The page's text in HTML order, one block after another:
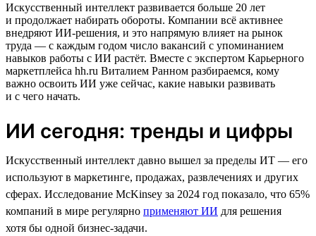
Искусственный интеллект развивается больше 20 лет
и продолжает набирать обороты. Компании всё активнее
внедряют ИИ‑решения, и это напрямую влияет на рынок
труда — с каждым годом число вакансий с упоминанием
навыков работы с ИИ растёт. Вместе с экспертом Карьерного
маркетплейса hh.ru Виталием Ранном разбираемся, кому
важно освоить ИИ уже сейчас, какие навыки развивать
и с чего начать.
ИИ сегодня: тренды и цифры
Искусственный интеллект давно вышел за пределы ИТ — его
используют в маркетинге, продажах, развлечениях и других
сферах. Исследование McKinsey за 2024 год показало, что 65%
компаний в мире регулярно применяют ИИ для решения
хотя бы одной бизнес-задачи.